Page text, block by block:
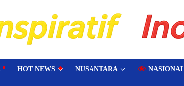
HOT NEWS NUSANTARA NASIONAL